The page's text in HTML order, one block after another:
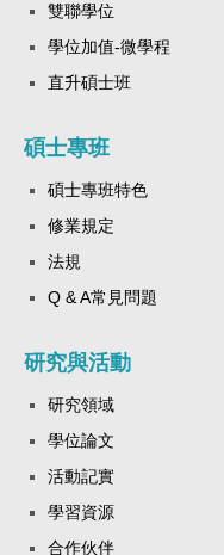
雙聯學位
學位加值-微學程
直升碩士班
碩士專班
碩士專班特色
修業規定
法規
Q & A常見問題
研究與活動
研究領域
學位論文
活動記實
學習資源
合作伙伴